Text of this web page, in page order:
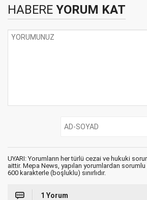
HABERE YORUM KAT
UYARI: Yorumların her türlü cezai ve hukuki
aittir. Mepa News, yapılan yorumlardan
600 karakterle (boşluklu) sınırlıdır.
1 Yorum